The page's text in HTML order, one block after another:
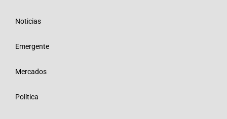
Noticias
Emergente
Mercados
Política